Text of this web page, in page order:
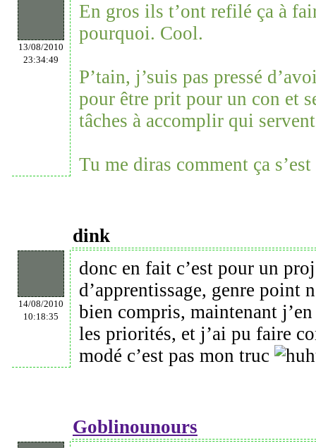
13/08/2010
23:34:49
En gros ils t’ont refilé ça à
pourquoi. Cool.
P’tain, j’suis pas pressé
pour être prit pour un con et
tâches à accomplir qui
Tu me diras comment ça
dink
14/08/2010
10:18:35
donc en fait c’est pour un
d’apprentissage, genre point
bien compris, maintenant
les priorités, et j’ai pu faire
modé c’est pas mon truc
Goblinounours